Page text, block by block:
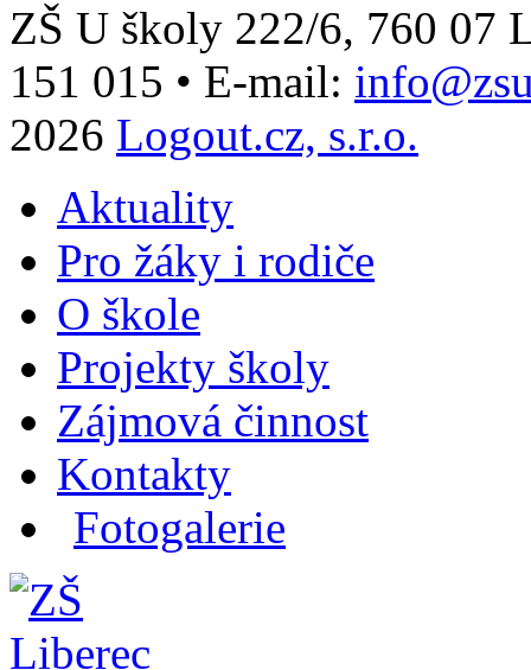
ZŠ U školy 222/6, 760 07
151 015 • E-mail:
2026 Logout.cz, s.r.o.
Aktuality
Pro žáky i rodiče
O škole
Projekty školy
Zájmová činnost
Kontakty
Fotogalerie